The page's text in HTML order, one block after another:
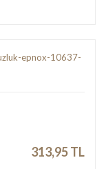
313,95 TL